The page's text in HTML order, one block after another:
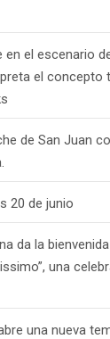
el escenario
el concepto
de San Juan
20 de junio
da la
una
una nueva